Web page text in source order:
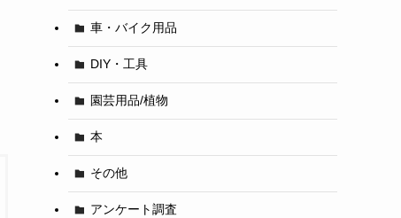
車・バイク用品
DIY・工具
園芸用品/植物
本
その他
アンケート調査